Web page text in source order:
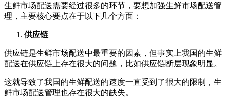
生鲜市场配送需要经过很多的环节，要想加强生鲜市场配送管
理，主要核心要点在于以下几个方面：
供应链
供应链是生鲜市场配送中最重要的因素，但事实上我国的生鲜
配送在供应链上存在很大的问题，比如供应链断层现象明显。
这就导致了我国的生鲜配送的速度一直受到了很大的限制，生
鲜市场配送管理也存在很大的缺失。